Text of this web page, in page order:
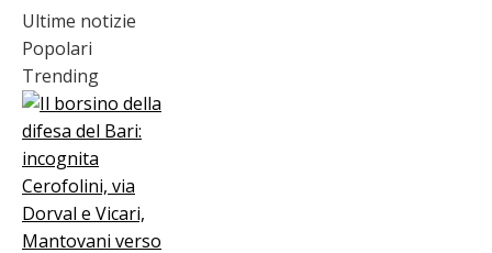
Ultime notizie
Popolari
Trending